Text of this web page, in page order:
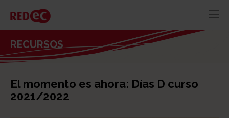
RECURSOS
CONTACTO
RECURSOS
El momento es ahora: Días D curso
2021/2022